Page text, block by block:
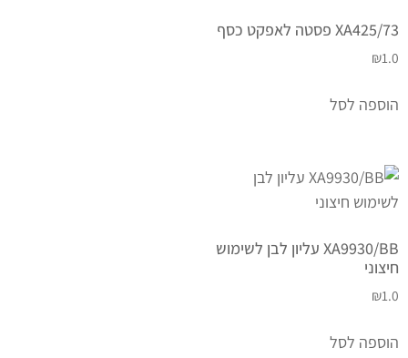
XA425/73 פסטה לאפקט כסף
₪1.0
הוספה לסל
XA9930/BB עליון לבן לשימוש
חיצוני
₪1.0
הוספה לסל